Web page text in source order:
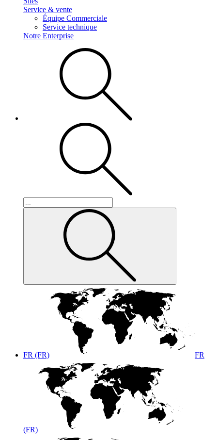
Service & vente
Équipe Commerciale
Service technique
Notre Enterprise
FR (FR) FR
(FR)